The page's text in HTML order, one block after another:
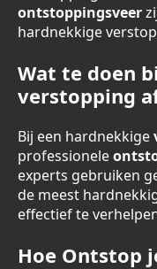
ontstoppingsveer
hardnekkige
Wat te doen
verstopping
Bij een hardnekkige
professionele
experts gebruiken
de meest
effectief te
Hoe Ontstop